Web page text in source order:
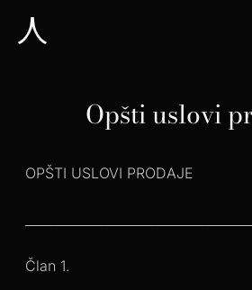
Opšti uslovi
OPŠTI USLOVI PRODAJE
Član 1.